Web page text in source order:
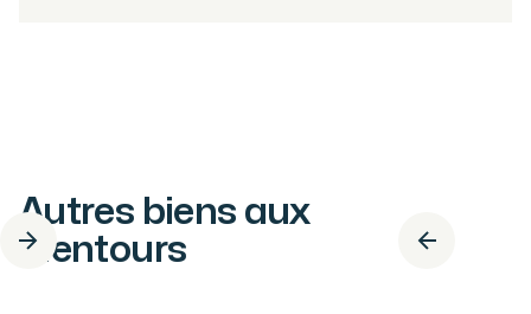
Autres biens aux
alentours